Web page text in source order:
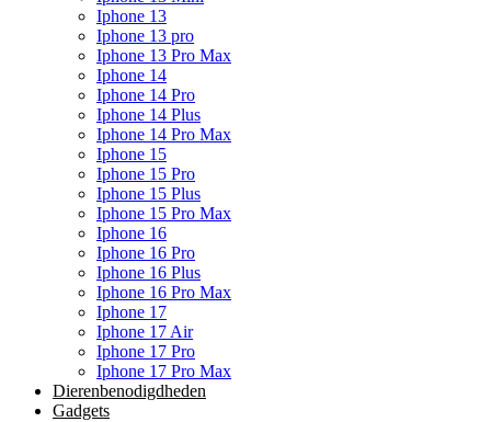
Iphone 13
Iphone 13 pro
Iphone 13 Pro Max
Iphone 14
Iphone 14 Pro
Iphone 14 Plus
Iphone 14 Pro Max
Iphone 15
Iphone 15 Pro
Iphone 15 Plus
Iphone 15 Pro Max
Iphone 16
Iphone 16 Pro
Iphone 16 Plus
Iphone 16 Pro Max
Iphone 17
Iphone 17 Air
Iphone 17 Pro
Iphone 17 Pro Max
Dierenbenodigdheden
Gadgets